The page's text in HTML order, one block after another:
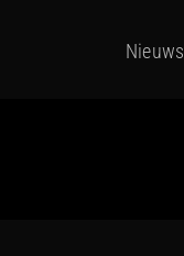
Nieuws